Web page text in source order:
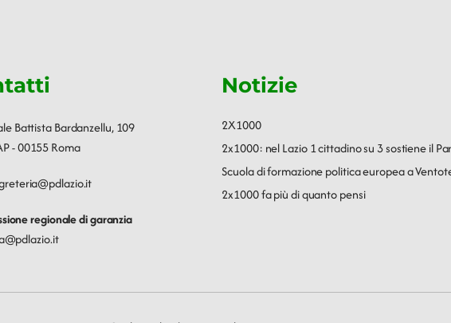
Battista Bardanzellu, 109
- 00155 Roma
regionale di garanzia
Notizie
2X1000
2x1000: nel Lazio 1 cittadino su 3 sostiene il
Scuola di formazione politica europea a
2x1000 fa più di quanto pensi